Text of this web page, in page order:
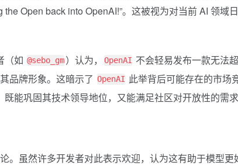
the Open back into OpenAI!”。这被视为对当前 AI 领域
（如 @sebo_gm）认为， OpenAI 不会轻易发布一款无法
品牌形象。这暗示了 OpenAI 此举背后可能存在的市场
巩固其技术领导地位，又能满足社区对开放性的需求
。虽然许多开发者对此表示欢迎，认为这有助于模型更